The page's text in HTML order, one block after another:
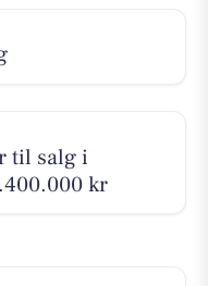
til salg i
kr